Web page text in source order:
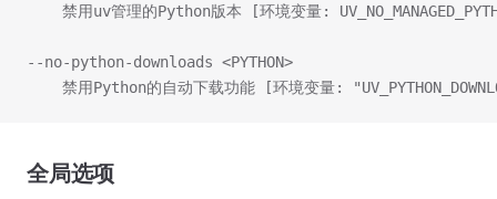
禁用uv管理的Python版本 [环境变量:
--no-python-downloads <PYTHON>
禁用Python的自动下载功能 [环境变量:
全局选项